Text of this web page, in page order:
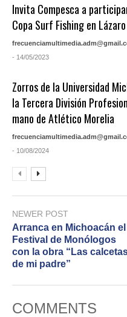
Invita Compesca a
Copa Surf Fishing en
- 14/05/2023
Zorros de la Universidad
la Tercera División
mano de Atlético Morelia
- 10/08/2024
NEWER POST
Arranca en Michoacán el
Festival de Monólogos
con la obra “Las
de mi padre”
COMMENTS